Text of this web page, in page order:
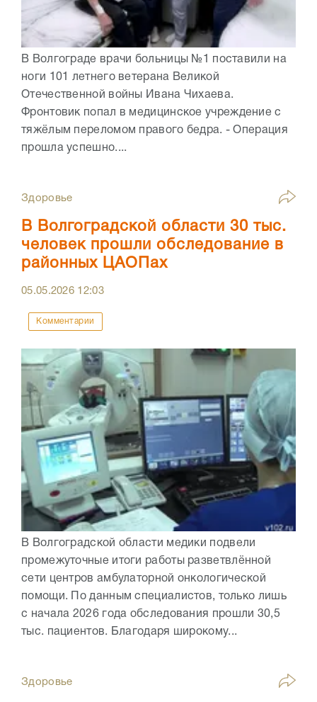
В Волгограде врачи больницы №1 поставили на
ноги 101 летнего ветерана Великой
Отечественной войны Ивана Чихаева.
Фронтовик попал в медицинское учреждение с
тяжёлым переломом правого бедра. - Операция
прошла успешно....
Здоровье
В Волгоградской области 30 тыс.
человек прошли обследование в
районных ЦАОПах
05.05.2026 12:03
Комментарии
В Волгоградской области медики подвели
промежуточные итоги работы разветвлённой
сети центров амбулаторной онкологической
помощи. По данным специалистов, только лишь
с начала 2026 года обследования прошли 30,5
тыс. пациентов. Благодаря широкому...
Здоровье